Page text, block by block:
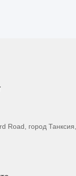
Road, город